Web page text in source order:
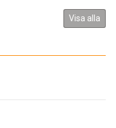
Visa alla